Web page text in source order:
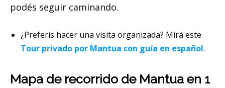
podés seguir caminando.
¿Preferís hacer una visita organizada? Mirá este
Tour privado por Mantua con guía en español.
Mapa de recorrido de Mantua en 1